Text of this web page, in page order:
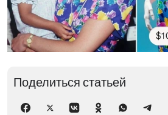
Поделиться статьей